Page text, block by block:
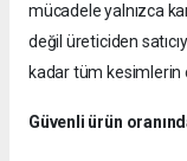
mücadele yalnızca
değil üreticiden
kadar tüm kesimlerin
Güvenli ürün